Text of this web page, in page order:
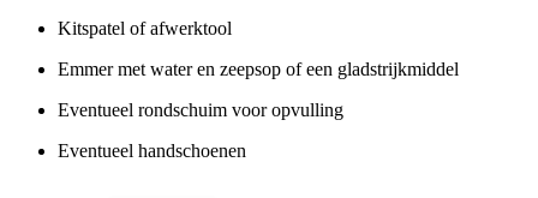
Kitspatel of afwerktool
Emmer met water en zeepsop of een gladstrijkmiddel
Eventueel rondschuim voor opvulling
Eventueel handschoenen